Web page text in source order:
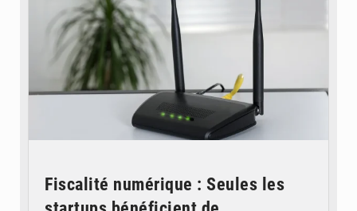
Fiscalité numérique : Seules les